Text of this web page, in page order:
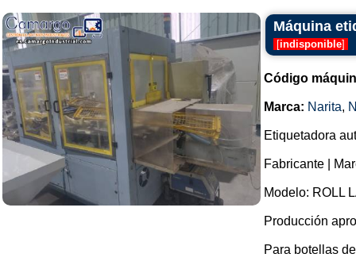
Máquina
[indisponible]
Código
Marca: Narita,
Etiquetadora
Fabricante |
Modelo: ROLL
Producción
Para botellas